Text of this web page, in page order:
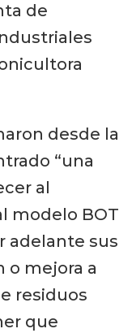
de
desde la
“una
al
modelo BOT
adelante sus
o mejora a
residuos
que